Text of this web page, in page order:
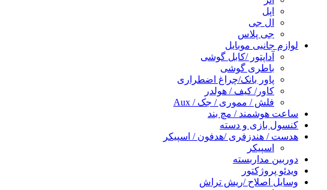
اپل
ال جی
جی پلاس
لوازم جانبی موبایل
آداپتور /کابل گوشی
باطری گوشی
پاور بانک/چراغ اضطراری
کاور/ کیف / هولدر
فلش / مموری / جک / Aux
ساعت هوشمند / مچ بند
کنسول بازی و دسته
هدست / هندزفری /هدفون / اسپیکر
اسپیکر
دوربین مداربسته
ویدئو پروژکتور
وسایل اصلاح /ریش تراش